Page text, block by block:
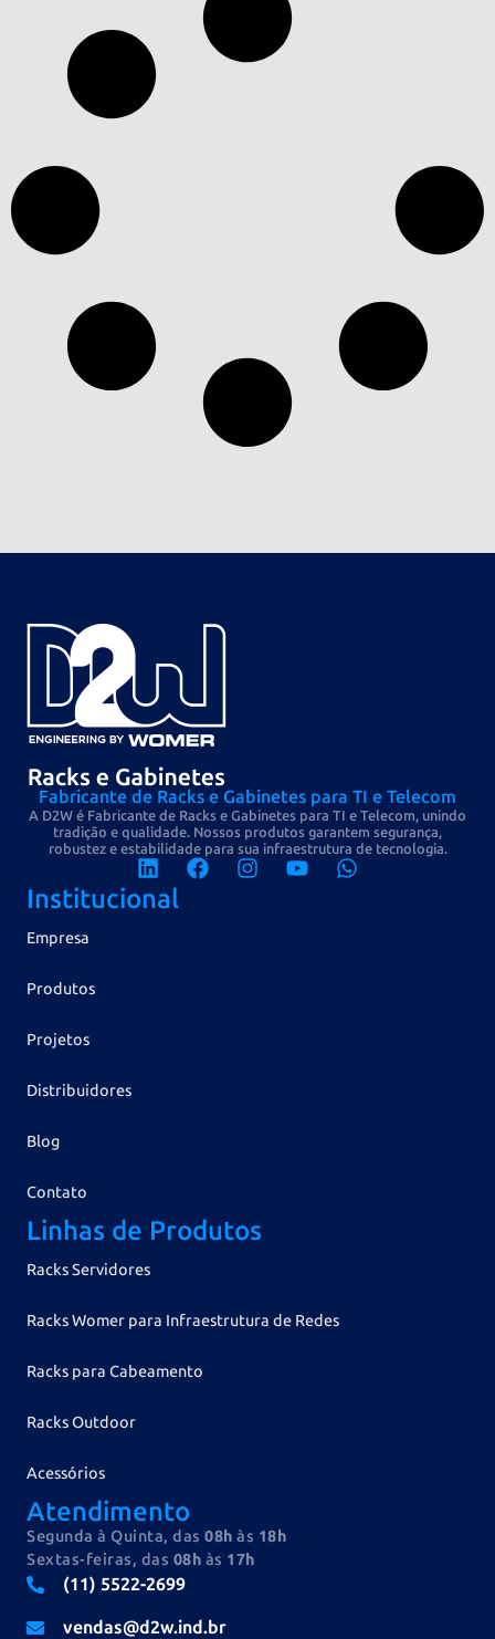
Fabricante de Racks e Gabinetes para TI e Telecom
A D2W é Fabricante de Racks e Gabinetes para TI e Telecom, unindo
tradição e qualidade. Nossos produtos garantem segurança,
robustez e estabilidade para sua infraestrutura de tecnologia.
Institucional
Empresa
Produtos
Projetos
Distribuidores
Blog
Contato
Linhas de Produtos
Racks Servidores
Racks Womer para Infraestrutura de Redes
Racks para Cabeamento
Racks Outdoor
Acessórios
Atendimento
Segunda à Quinta, das 08h às 18h
Sextas-feiras, das 08h às 17h
(11) 5522-2699
vendas@d2w.ind.br